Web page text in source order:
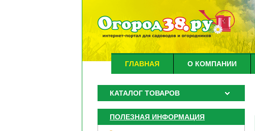
ГЛАВНАЯ О КОМПАНИИ
КАТАЛОГ ТОВАРОВ
ПОЛЕЗНАЯ ИНФОРМАЦИЯ